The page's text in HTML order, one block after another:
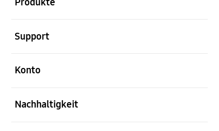
Support
Konto
Nachhaltigkeit